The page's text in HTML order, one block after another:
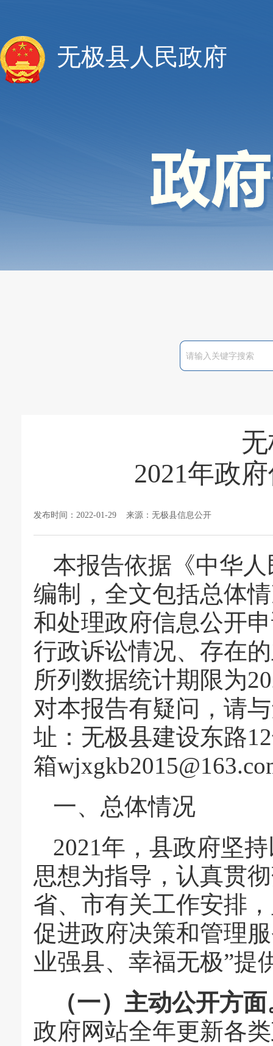
无极县人民政府
2021年政
发布时间：2022-01-29 来源：无极县信息公开
本报告依据《中华
编制，全文包括总体
和处理政府信息公开
行政诉讼情况、存在
所列数据统计期限为
对本报告有疑问，请
址：无极县建设东路
箱
一、总体情况
2021年，县政府坚
思想为指导，认真贯
省、市有关工作安排
促进政府决策和管理
业强县、幸福无极”提
（一）主动公开方
政府网站全年更新各